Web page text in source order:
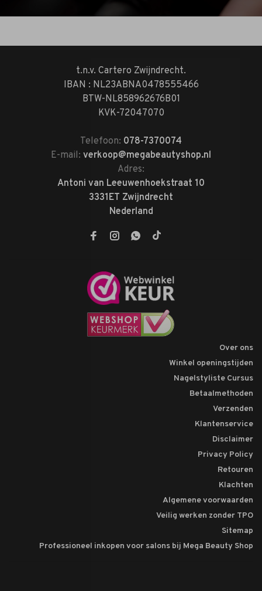
t.n.v. Cartero Zwijndrecht.
IBAN : NL23ABNA0478555466
BTW-NL858962676B01
KVK-72047070
Telefoon: 078-7370074
E-mail: verkoop@megabeautyshop.nl
Adres:
Antoni van Leeuwenhoekstraat 10
3331ET Zwijndrecht
Nederland
Over ons
Winkel openingstijden
Nagelstyliste Cursus
Betaalmethoden
Verzenden
Klantenservice
Disclaimer
Privacy Policy
Retouren
Klachten
Algemene voorwaarden
Veilig werken zonder TPO
Sitemap
Professioneel inkopen voor salons bij Mega Beauty Shop